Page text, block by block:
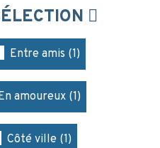
Entre amis (1)
amoureux (1)
Côté ville (1)